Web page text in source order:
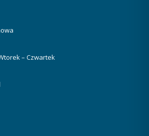
– Czwartek